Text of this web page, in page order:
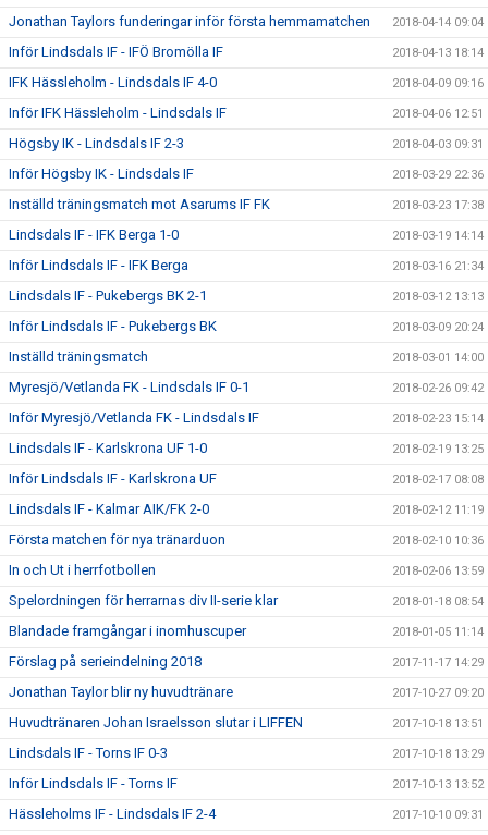
Jonathan Taylors funderingar inför första hemmamatchen 2018-04-14 09:04
Inför Lindsdals IF - IFÖ Bromölla IF 2018-04-13 18:14
IFK Hässleholm - Lindsdals IF 4-0 2018-04-09 09:16
Inför IFK Hässleholm - Lindsdals IF 2018-04-06 12:51
Högsby IK - Lindsdals IF 2-3 2018-04-03 09:31
Inför Högsby IK - Lindsdals IF 2018-03-29 22:36
Inställd träningsmatch mot Asarums IF FK 2018-03-23 17:38
Lindsdals IF - IFK Berga 1-0 2018-03-19 14:14
Inför Lindsdals IF - IFK Berga 2018-03-16 21:34
Lindsdals IF - Pukebergs BK 2-1 2018-03-12 13:13
Inför Lindsdals IF - Pukebergs BK 2018-03-09 20:24
Inställd träningsmatch 2018-03-01 14:00
Myresjö/Vetlanda FK - Lindsdals IF 0-1 2018-02-26 09:42
Inför Myresjö/Vetlanda FK - Lindsdals IF 2018-02-23 15:14
Lindsdals IF - Karlskrona UF 1-0 2018-02-19 13:25
Inför Lindsdals IF - Karlskrona UF 2018-02-17 08:08
Lindsdals IF - Kalmar AIK/FK 2-0 2018-02-12 11:19
Första matchen för nya tränarduon 2018-02-10 10:36
In och Ut i herrfotbollen 2018-02-06 13:59
Spelordningen för herrarnas div II-serie klar 2018-01-18 08:54
Blandade framgångar i inomhuscuper 2018-01-05 11:14
Förslag på serieindelning 2018 2017-11-17 14:29
Jonathan Taylor blir ny huvudtränare 2017-10-27 09:20
Huvudtränaren Johan Israelsson slutar i LIFFEN 2017-10-18 13:51
Lindsdals IF - Torns IF 0-3 2017-10-18 13:29
Inför Lindsdals IF - Torns IF 2017-10-13 13:52
Hässleholms IF - Lindsdals IF 2-4 2017-10-10 09:31